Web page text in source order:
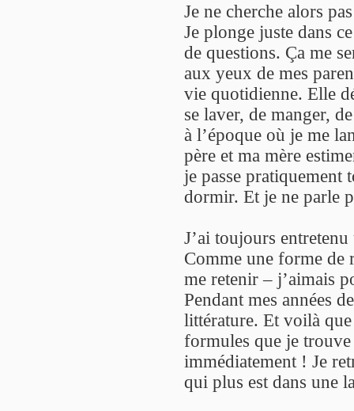
Je ne cherche alors
Je plonge juste dans
de questions. Ça me
aux yeux de mes
vie quotidienne. Elle
se laver, de manger,
à l’époque où je me
père et ma mère
je passe pratiquement
dormir. Et je ne parle
J’ai toujours
Comme une forme de
me retenir – j’aimais
Pendant mes années
littérature. Et voilà
formules que je trouve
immédiatement ! Je
qui plus est dans une